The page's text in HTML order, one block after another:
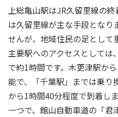
上総亀山駅はJR久留里線の
は久留里線が主な手段となり
せんが、地域住民の足として
主要駅へのアクセスとしては
で約1時間です。木更津駅か
能で、「千葉駅」までは乗り
から1時間40分程度で到着し
一つで、館山自動車道の「君